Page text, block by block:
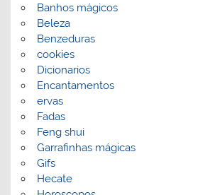
Banhos mágicos
Beleza
Benzeduras
cookies
Dicionarios
Encantamentos
ervas
Fadas
Feng shui
Garrafinhas mágicas
Gifs
Hecate